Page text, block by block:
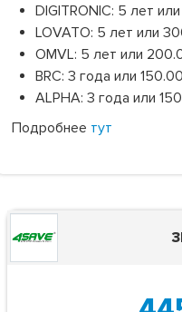
DIGITRONIC: 5 лет
LOVATO: 5 лет или
OMVL: 5 лет или
BRC: 3 года или
ALPHA: 3 года или
Подробнее тут